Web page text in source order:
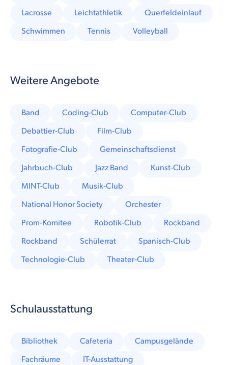
Lacrosse
Leichtathletik
Querfeldeinlauf
Schwimmen
Tennis Volleyball
Weitere Angebote
Band Coding-Club
Computer-Club
Debattier-Club
Film-Club
Fotografie-Club
Gemeinschaftsdienst
Jahrbuch-Club
Jazz Band
Kunst-Club
MINT-Club
Musik-Club
National Honor Society
Orchester
Prom-Komitee
Robotik-Club
Rockband
Rockband
Schülerrat
Spanisch-Club
Technologie-Club
Theater-Club
Schulausstattung
Bibliothek Cafeteria
Campusgelände
Fachräume
IT-Ausstattung